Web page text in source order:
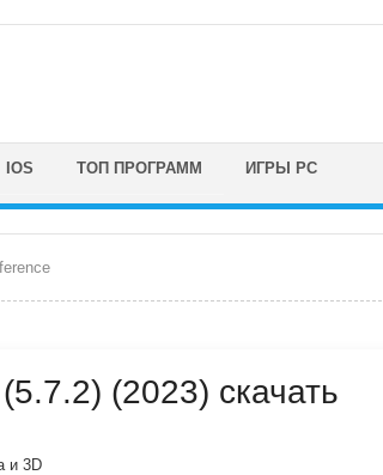
IOS ТОП ПРОГРАММ ИГРЫ PC
(2023) скачать
и 3D